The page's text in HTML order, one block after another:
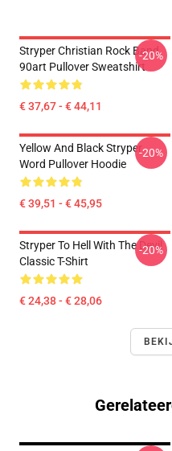
Stryper Christian Rock Band
90art Pullover Sweatshirt
€ 37,67 - € 44,11
-20%
Yellow And Black Stryper
Word Pullover Hoodie
€ 39,51 - € 45,95
-20%
Stryper To Hell With The Devil
Classic T-Shirt
€ 24,38 - € 28,06
-20%